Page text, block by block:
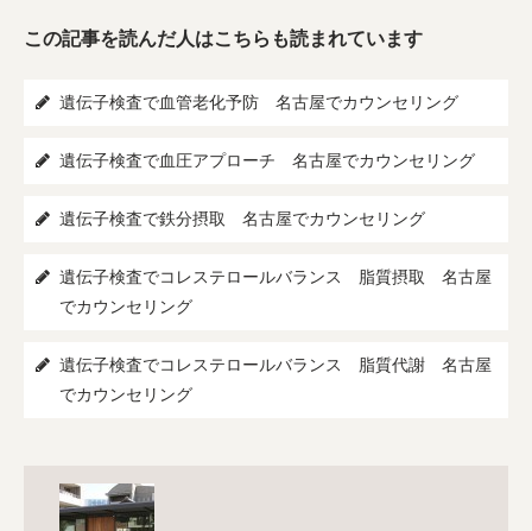
この記事を読んだ人はこちらも読まれています
遺伝子検査で血管老化予防 名古屋でカウンセリング
遺伝子検査で血圧アプローチ 名古屋でカウンセリング
遺伝子検査で鉄分摂取 名古屋でカウンセリング
遺伝子検査でコレステロールバランス 脂質摂取 名古屋
でカウンセリング
遺伝子検査でコレステロールバランス 脂質代謝 名古屋
でカウンセリング